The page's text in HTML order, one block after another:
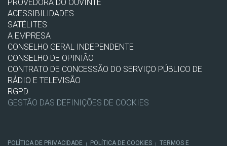
PROVEDORA DO OUVINTE
ACESSIBILIDADES
SATÉLITES
A EMPRESA
CONSELHO GERAL INDEPENDENTE
CONSELHO DE OPINIÃO
CONTRATO DE CONCESSÃO DO SERVIÇO PÚBLICO DE
RÁDIO E TELEVISÃO
RGPD
GESTÃO DAS DEFINIÇÕES DE COOKIES
POLÍTICA DE PRIVACIDADE | POLÍTICA DE COOKIES | TERMOS E